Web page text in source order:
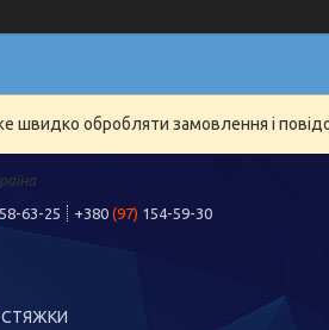
швидко обробляти замовлення і
63-25 +380 (97) 154-59-30
СТЯЖКИ